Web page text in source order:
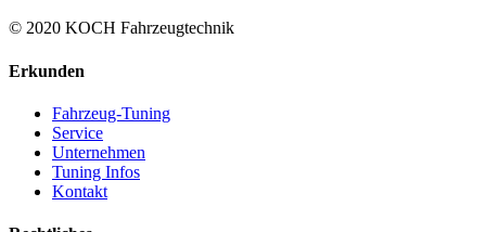
© 2020 KOCH Fahrzeugtechnik
Erkunden
Fahrzeug-Tuning
Service
Unternehmen
Tuning Infos
Kontakt